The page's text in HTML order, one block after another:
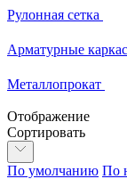
Рулонная сетка
Арматурные
Металлопрокат
Отображение
Сортировать
По умолчанию По